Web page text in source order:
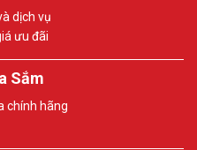
dịch vụ
ưu đãi
Sắm
chính hãng